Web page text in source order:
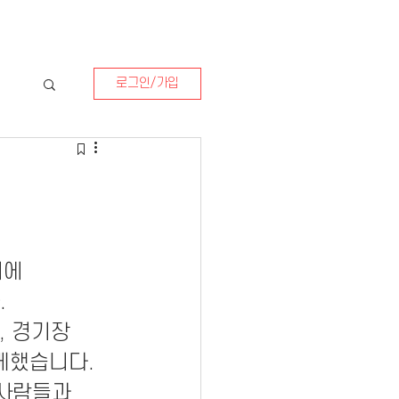
로그인/가입
경기장
했습니다.
람들과